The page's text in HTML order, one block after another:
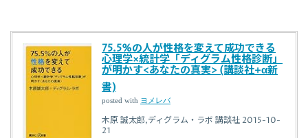
75.5%の人が性格を変えて成功できる
心理学×統計学「ディグラム性格診断」
が明かす<あなたの真実> (講談社+α新
書)
posted with ヨメレバ
木原 誠太郎,ディグラム・ラボ 講談社 2015-10-
21